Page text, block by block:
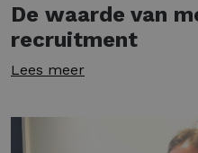
De waarde van
recruitment
Lees meer